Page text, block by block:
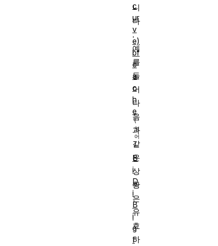
니
다
.
예
를
들
어
다
음
과
같
은
상
황
은
유
효
하
c
ur
v
e)
bf
c
a
c
h
e
B
i
D
i
B
i
g
I